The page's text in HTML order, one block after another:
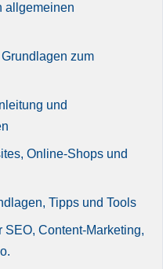
allgemeinen
zum
und
Online-Shops und
Tipps und Tools
Content-Marketing,